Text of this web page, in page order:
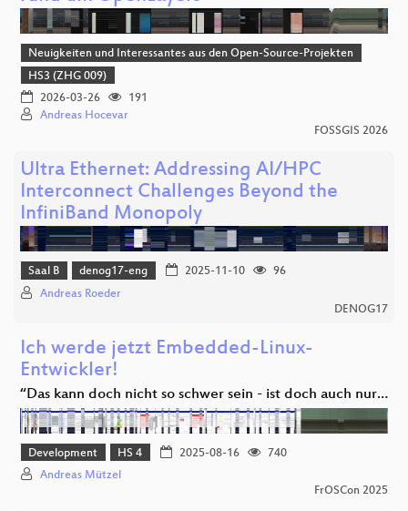
Neuigkeiten und Interessantes aus den Open-Source-Projekten
HS3 (ZHG 009)
2026-03-26
191
Andreas Hocevar
FOSSGIS 2026
Ultra Ethernet: Addressing AI/HPC
Interconnect Challenges Beyond the
InfiniBand Monopoly
Saal B denog17-eng 2025-11-10
96
Andreas Roeder
DENOG17
Ich werde jetzt Embedded-Linux-
Entwickler!
“Das kann doch nicht so schwer sein - ist doch auch nur…
Development HS 4 2025-08-16
740
Andreas Mützel
FrOSCon 2025